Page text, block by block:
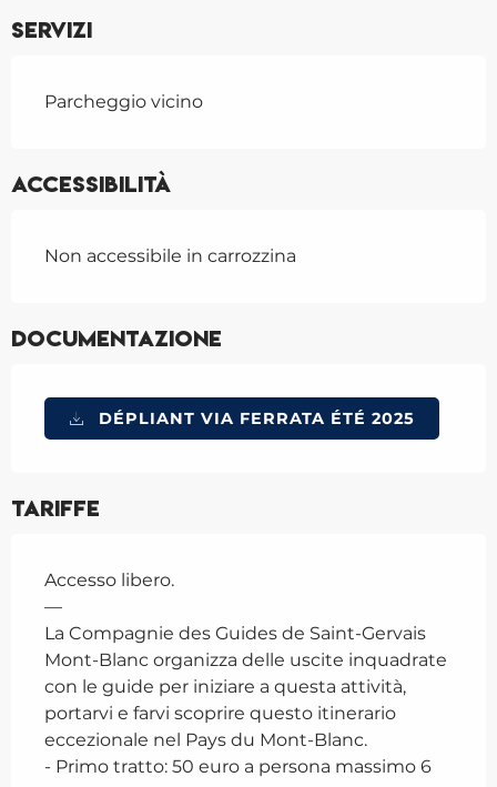
Servizi
Parcheggio vicino
Accessibilità
Non accessibile in carrozzina
Documentazione
DÉPLIANT VIA FERRATA ÉTÉ 2025
Tariffe
Accesso libero.
—
La Compagnie des Guides de Saint-Gervais
Mont-Blanc organizza delle uscite inquadrate
con le guide per iniziare a questa attività,
portarvi e farvi scoprire questo itinerario
eccezionale nel Pays du Mont-Blanc.
- Primo tratto: 50 euro a persona massimo 6